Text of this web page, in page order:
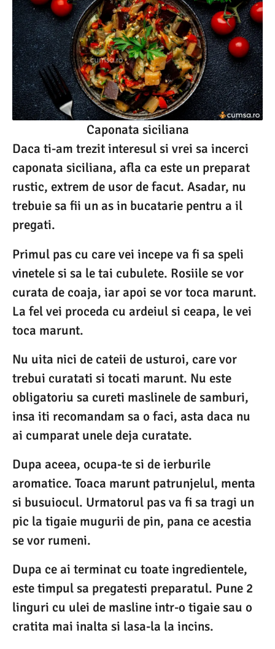
Caponata siciliana
Daca ti-am trezit interesul si vrei sa incerci
caponata siciliana, afla ca este un preparat
rustic, extrem de usor de facut. Asadar, nu
trebuie sa fii un as in bucatarie pentru a il
pregati.
Primul pas cu care vei incepe va fi sa speli
vinetele si sa le tai cubulete. Rosiile se vor
curata de coaja, iar apoi se vor toca marunt.
La fel vei proceda cu ardeiul si ceapa, le vei
toca marunt.
Nu uita nici de cateii de usturoi, care vor
trebui curatati si tocati marunt. Nu este
obligatoriu sa cureti maslinele de samburi,
insa iti recomandam sa o faci, asta daca nu
ai cumparat unele deja curatate.
Dupa aceea, ocupa-te si de ierburile
aromatice. Toaca marunt patrunjelul, menta
si busuiocul. Urmatorul pas va fi sa tragi un
pic la tigaie mugurii de pin, pana ce acestia
se vor rumeni.
Dupa ce ai terminat cu toate ingredientele,
este timpul sa pregatesti preparatul. Pune 2
linguri cu ulei de masline intr-o tigaie sau o
cratita mai inalta si lasa-la la incins.